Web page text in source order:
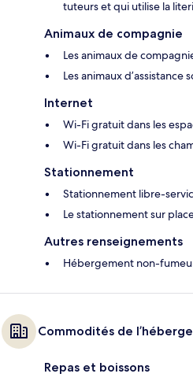
tuteurs et qui utilise la
Animaux de compagnie
Les animaux de
Les animaux d’assistance
Internet
Wi-Fi gratuit dans les
Wi-Fi gratuit dans les
Stationnement
Stationnement libre-
Le stationnement sur
Autres renseignements
Hébergement non-
Commodités de
Repas et boissons